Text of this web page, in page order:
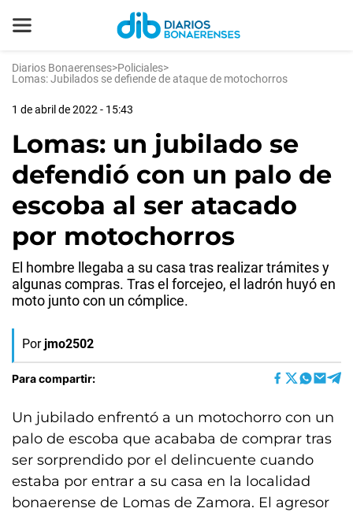
Diarios Bonaerenses>Policiales>
Lomas: Jubilados se defiende de ataque de motochorros
1 de abril de 2022 - 15:43
Lomas: un jubilado se
defendió con un palo de
escoba al ser atacado
por motochorros
El hombre llegaba a su casa tras realizar trámites y
algunas compras. Tras el forcejeo, el ladrón huyó en
moto junto con un cómplice.
Por jmo2502
Para compartir:
Un jubilado enfrentó a un motochorro con un
palo de escoba que acababa de comprar tras
ser sorprendido por el delincuente cuando
estaba por entrar a su casa en la localidad
bonaerense de Lomas de Zamora. El agresor